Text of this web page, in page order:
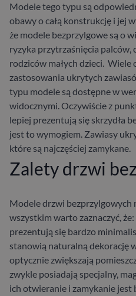
Modele tego typu są
obawy o całą konstrukcję i jej
że modele bezprzylgowe są o
ryzyka przytrzaśnięcia palców,
rodziców małych dzieci. Wiele
zastosowania ukrytych
typu modele są dostępne w
widocznymi. Oczywiście z
lepiej prezentują się skrzydła
jest to wymogiem. Zawiasy
które są najczęściej zamykane.
Zalety drzwi
Modele drzwi bezprzylgowych
wszystkim warto zaznaczyć, że:
prezentują się bardzo
stanowią naturalną dekorację
optycznie zwiększają
zwykle posiadają specjalny,
ich otwieranie i zamykanie jest